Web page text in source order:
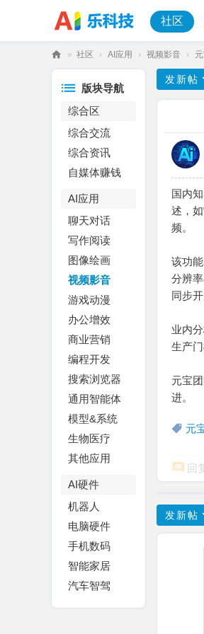
社区
乐
科
» 社区 › AI应用 › 视频影音 ›
版块导航
综合区
综合交流
综合资讯
自媒体赚钱
AI应用
聊天对话
写作阅读
图像绘画
视频影音
游戏动漫
办公增效
商业营销
编程开发
搜索浏览器
通用智能体
模型&系统
生物医疗
其他应用
AI硬件
机器人
电脑硬件
手机数码
智能家居
汽车智驾
发新帖
国内
述，
频。
该功
分辨
同步
业内
生产
元宝
进。
元
回
发新帖